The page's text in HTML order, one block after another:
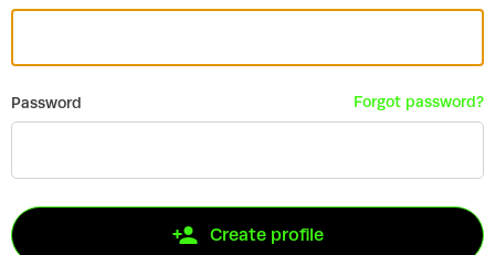
Password Forgot password?
Create profile